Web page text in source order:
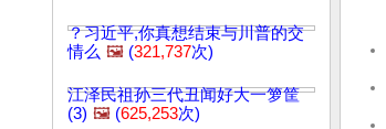
？习近平,你真想结束与川普的交
情么 🖼️ (321,737次)
江泽民祖孙三代丑闻好大一箩筐
(3) 🖼️ (625,253次)